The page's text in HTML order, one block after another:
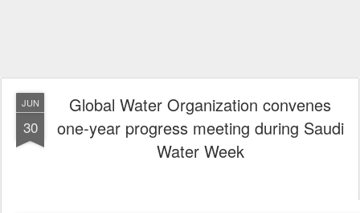
JUN
30
Global Water Organization convenes
one‑year progress meeting during Saudi
Water Week